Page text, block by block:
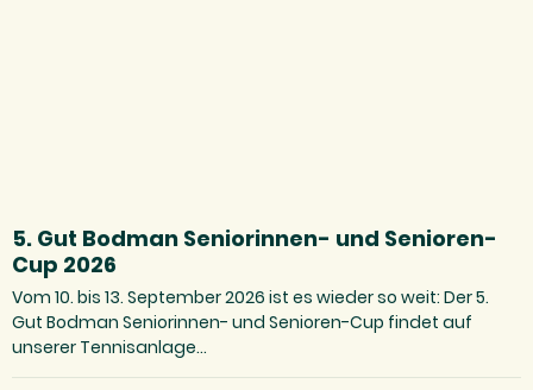
5. Gut Bodman Seniorinnen- und Senioren-
Cup 2026
Vom 10. bis 13. September 2026 ist es wieder so weit: Der 5.
Gut Bodman Seniorinnen- und Senioren-Cup findet auf
unserer Tennisanlage…